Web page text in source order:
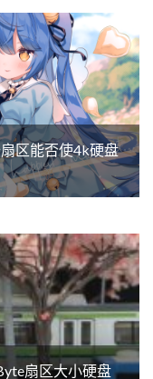
区能否使4k硬盘
扇区大小硬盘